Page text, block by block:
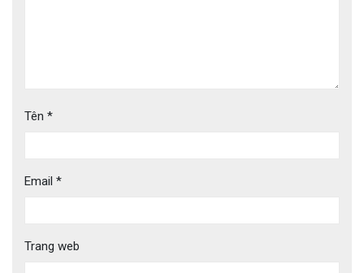
Tên *
Email *
Trang web